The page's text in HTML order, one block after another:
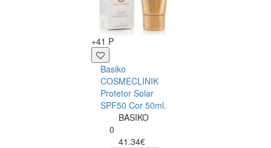
+41 P
Basiko
COSMECLINIK
Protetor Solar
SPF50 Cor 50ml.
BASIKO
0
41.34€